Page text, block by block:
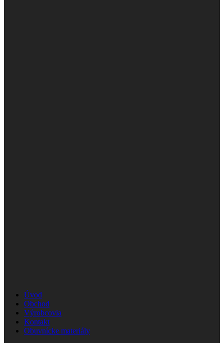
Úvod
Obchod
Výrobcovia
Kontakt
Obuvnícke materiály